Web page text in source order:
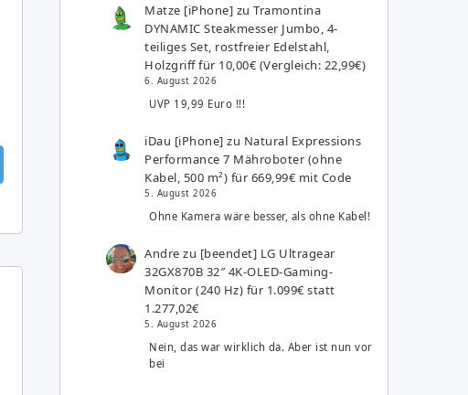
Matze [iPhone] zuTramontina
DYNAMIC Steakmesser Jumbo, 4-
teiliges Set, rostfreier Edelstahl,
Holzgriff für 10,00€ (Vergleich: 22,99€)
6. August 2026
UVP 19,99 Euro !!!
iDau [iPhone] zu Natural Expressions
Performance 7 Mähroboter (ohne
Kabel, 500 m²) für 669,99€ mit Code
5. August 2026
Ohne Kamera wäre besser, als ohne Kabel!
Andre zu [beendet] LG Ultragear
32GX870B 32″ 4K-OLED-Gaming-
Monitor (240 Hz) für 1.099€ statt
1.277,02€
5. August 2026
Nein, das war wirklich da. Aber ist nun vor
bei